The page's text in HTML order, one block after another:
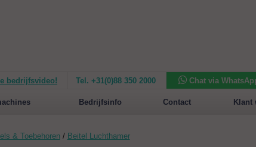
bedrijfsvideo! Tel. +31(0)88 350 2000
Chat via
selecteer nu op merken! Nieuw in het assortiment: Sansone
Bedrijfsinfo Contact Klant
& Toebehoren/ Beitel Luchthamer